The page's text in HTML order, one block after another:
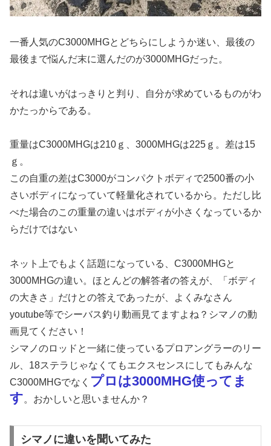
一番人気のC3000MHGとどちらにしようか迷い、最後の
最後まで悩んだ末に選んだのが3000MHGだった。
それは違いがはっきりと判り、自分が求めているものがわ
かたっからである。
重量はC3000MHGは210ｇ、3000MHGは225ｇ。差は15
ｇ。
この自重の差はC3000がコンパクトボディで2500番の小
さいボディになっていて軽量化されているから。ただし比
べた場合のこの重量の違いはボディが小さくなっているか
らだけではない
ネット上でもよく話題になっている、C3000MHGと
3000MHGの違い。ほとんどの解答者の答えが、「ボディ
の大きさ」だけとの答えであったが、よくみなさん
youtube等でシーバス釣り動画見てますよね？シマノの動
画見てください！
シマノのロッドと一緒に使っているプロアングラーのリー
ル、18ステラじゃなくてもエクスセンスにしてもみんな
C3000MHGでなく プロは3000MHG使ってま
す。おかしいと思いませんか？
シマノに違いを聞いてみた